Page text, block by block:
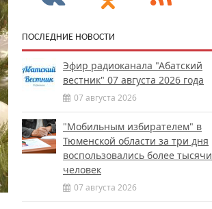
ПОСЛЕДНИЕ НОВОСТИ
Эфир радиоканала "Абатский
вестник" 07 августа 2026 года
07 августа 2026
"Мобильным избирателем" в
Тюменской области за три дня
воспользовались более тысячи
человек
07 августа 2026